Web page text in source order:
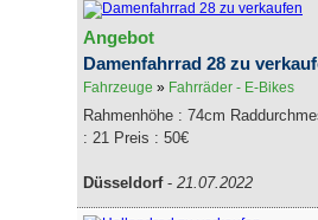
Angebot
Damenfahrrad 28 zu
Fahrzeuge » Fahrräder - E-Bikes
Rahmenhöhe : 74cm
: 21 Preis : 50€
Düsseldorf- 21.07.2022